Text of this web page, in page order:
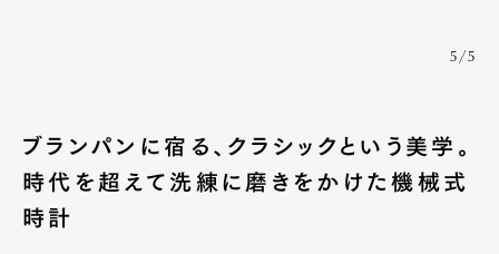
5/5
ブランパンに宿る、クラシックという美学。
時代を超えて洗練に磨きをかけた機械式
時計